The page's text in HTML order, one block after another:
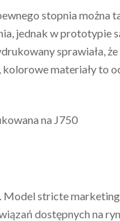
stopnia można
jednak w prototypie
sprawiała,
materiały to
Model stricte
dostępnych na